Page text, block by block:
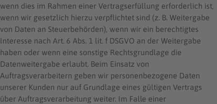
wenn dies im Rahmen einer Vertragserfüllung erforderlich ist,
wenn wir gesetzlich hierzu verpflichtet sind (z. B. Weitergabe
von Daten an Steuerbehörden), wenn wir ein berechtigtes
Interesse nach Art. 6 Abs. 1 lit. f DSGVO an der Weitergabe
haben oder wenn eine sonstige Rechtsgrundlage die
Datenweitergabe erlaubt. Beim Einsatz von
Auftragsverarbeitern geben wir personenbezogene Daten
unserer Kunden nur auf Grundlage eines gültigen Vertrags
über Auftragsverarbeitung weiter. Im Falle einer